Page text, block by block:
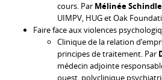
cours. Par Mélinée
UIMPV, HUG et Oak
Faire face aux violences
Clinique de la relation
principes de traitement. Par
médecin adjointe
ouest, polyclinique